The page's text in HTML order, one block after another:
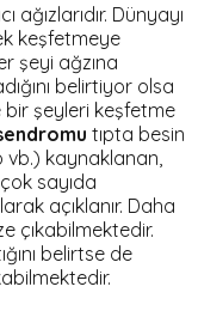
Dünyayı
keşfetmeye
şeyi ağzına
belirtiyor olsa
bir şeyleri keşfetme
tıpta besin
vb.) kaynaklanan,
sayıda
açıklanır. Daha
çıkabilmektedir.
belirtse de